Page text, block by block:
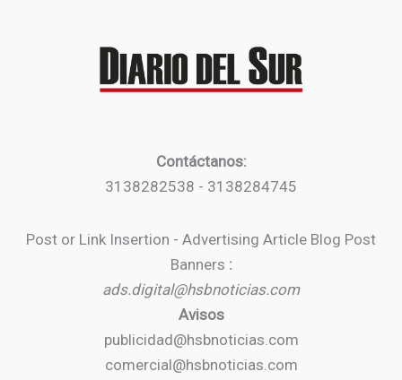
Contáctanos:
3138282538 - 3138284745
Post or Link Insertion - Advertising Article Blog Post
Banners :
ads.digital@hsbnoticias.com
Avisos
publicidad@hsbnoticias.com
comercial@hsbnoticias.com